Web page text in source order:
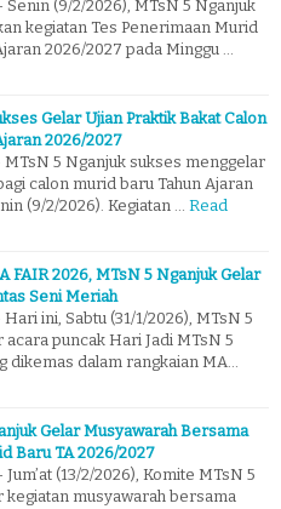
Senin (9/2/2026), MTsN 5 Nganjuk
kegiatan Tes Penerimaan Murid
2026/2027 pada Minggu …
Gelar Ujian Praktik Bakat Calon
2026/2027
MTsN 5 Nganjuk sukses menggelar
calon murid baru Tahun Ajaran
(9/2/2026). Kegiatan …
Read
FAIR 2026, MTsN 5 Nganjuk Gelar
Seni Meriah
ini, Sabtu (31/1/2026), MTsN 5
puncak Hari Jadi MTsN 5
dikemas dalam rangkaian MA…
Gelar Musyawarah Bersama
Baru TA 2026/2027
(13/2/2026), Komite MTsN 5
kegiatan musyawarah bersama